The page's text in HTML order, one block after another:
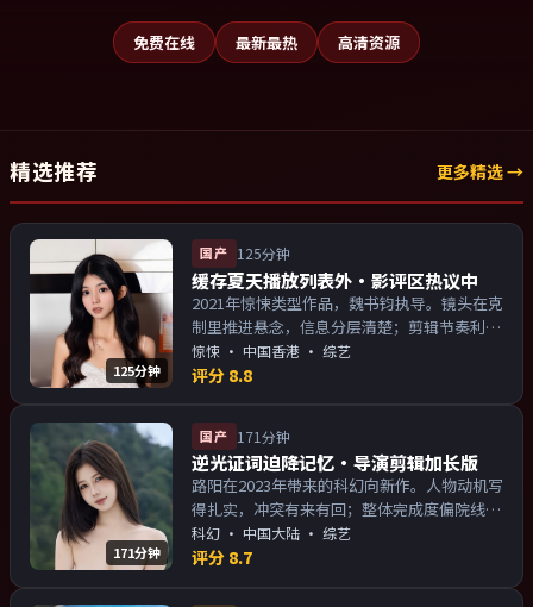
免费在线 最新最热 高清资源
精选推荐 更多精选 →
125分钟
国产 125分钟
缓存夏天播放列表外·影评区热议中
2021年惊悚类型作品，魏书钧执导。镜头在克
制里推进悬念，信息分层清楚；剪辑节奏利
落，观感顺滑。主演以演技派为主，适合喜欢
强叙事与人物关系的观众加入片单。
惊悚 · 中国香港 · 综艺
评分 8.8
171分钟
国产 171分钟
逆光证词迫降记忆·导演剪辑加长版
路阳在2023年带来的科幻向新作。人物动机写
得扎实，冲突有来有回；整体完成度偏院线质
感。主演以演技派为主，适合喜欢强叙事与人
物关系的观众加入片单。
科幻 · 中国大陆 · 综艺
评分 8.7